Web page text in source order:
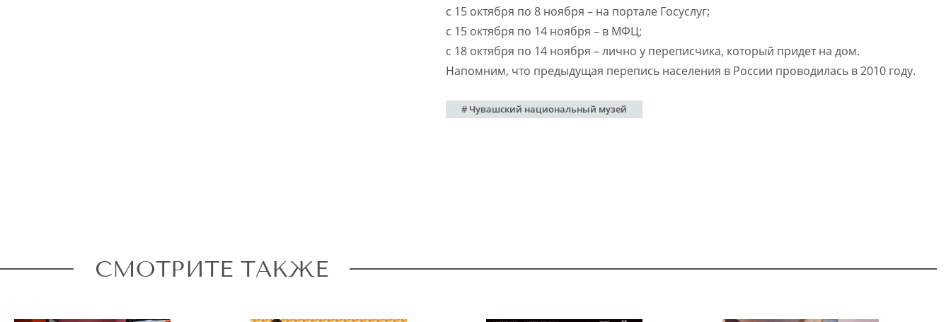
с 15 октября по 8 ноября – на портале Госуслуг;
с 15 октября по 14 ноября – в МФЦ;
с 18 октября по 14 ноября – лично у переписчика, который придет на дом.
Напомним, что предыдущая перепись населения в России проводилась в 2010 году.
# Чувашский национальный музей
СМОТРИТЕ ТАКЖЕ